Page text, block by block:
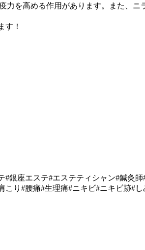
を高める作用があります。また、
す！
銀座エステ#エステティシャン#鍼灸
こり#腰痛#生理痛#ニキビ#ニキビ跡#し